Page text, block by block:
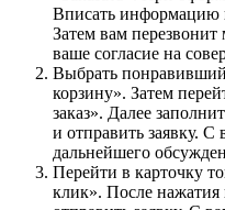
Вписать информацию
Затем вам
ваше согласие на
Выбрать
корзину». Затем
заказ». Далее
и отправить заявку. С
дальнейшего
Перейти в карточку
клик». После